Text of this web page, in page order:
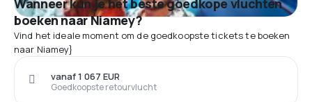
boeken naar Niamey?
Vind het ideale moment om de goedkoopste tickets te boeken
naar Niamey}
Goedkoopste retourvlucht
vanaf 1 067 EUR